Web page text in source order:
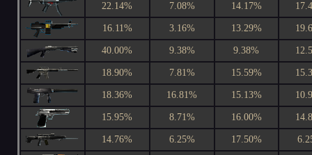
22.14% 7.08% 14.17%
16.11% 3.16% 13.29%
40.00% 9.38% 9.38%
18.90% 7.81% 15.59%
18.36% 16.81% 15.13%
15.95% 8.71% 16.00%
14.76% 6.25% 17.50%